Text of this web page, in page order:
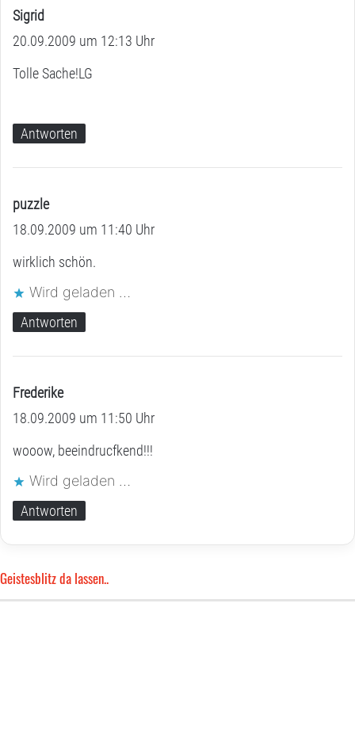
Sigrid
a
g
20.09.2009 um 12:13 Uhr
Tolle Sache!LG
Antworten
puzzles
a
g
18.09.2009 um 11:40 Uhr
wirklich schön.
Wird geladen …
Antworten
Frederikes
a
g
:
18.09.2009 um 11:50 Uhr
wooow, beeindrucfkend!!!
Wird geladen …
Antworten
Geistesblitz da lassen..